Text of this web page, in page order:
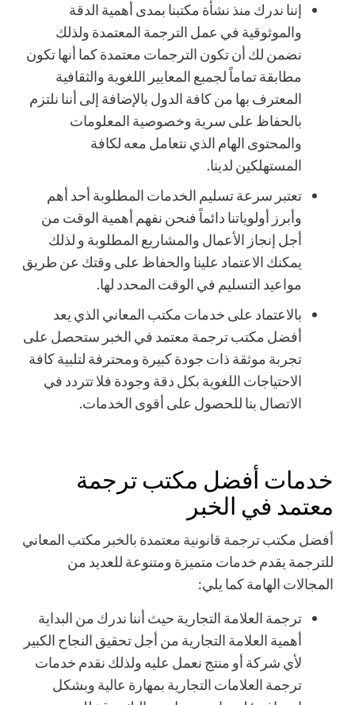
إننا ندرك منذ نشأة مكتبنا بمدى أهمية الدقة
والموثوقية في عمل الترجمة المعتمدة ولذلك
نضمن لك أن تكون الترجمات معتمدة كما أنها تكون
مطابقة تماماً لجمبع المعايير اللغوية والثقافية
المعترف بها من كافة الدول بالإضافة إلى أننا نلتزم
بالحفاظ على سرية وخصوصية المعلومات
والمحتوى الهام الذي نتعامل معه لكافة
المستهلكين لدينا.
تعتبر سرعة تسليم الخدمات المطلوبة أحد أهم
وأبرز أولوياتنا دائماً فنحن نفهم أهمية الوقت من
أجل إنجاز الأعمال والمشاريع المطلوبة و لذلك
يمكنك الاعتماد علينا والحفاظ على وقتك عن طريق
مواعيد التسليم في الوقت المحدد لها.
بالاعتماد على خدمات مكتب المعاني الذي يعد
أفضل مكتب ترجمة معتمد في الخبر ستحصل على
تجربة موثقة ذات جودة كبيرة ومحترفة لتلبية كافة
الاحتياجات اللغوية بكل دقة وجودة فلا تتردد في
الاتصال بنا للحصول على أقوى الخدمات.
خدمات أفضل مكتب ترجمة
معتمد في الخبر
أفضل مكتبترجمة قانونية معتمدة بالخبر مكتب المعاني
للترجمة يقدم خدمات متميزة ومتنوعة للعديد من
المجالات الهامة كما يلي:
ترجمة العلامة التجارية حيث أننا ندرك من البداية
أهمية العلامة التجارية من أجل تحقيق النجاح الكبير
لأي شركة أو منتج نعمل عليه ولذلك نقدم خدمات
ترجمة العلامات التجارية بمهارة عالية وبشكل